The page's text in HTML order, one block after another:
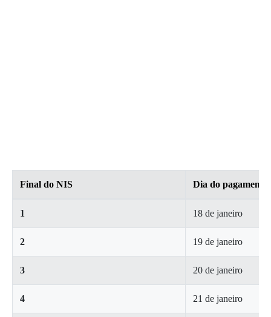
Final do NIS Dia do pagamento
1 18 de janeiro
2 19 de janeiro
3 20 de janeiro
4 21 de janeiro